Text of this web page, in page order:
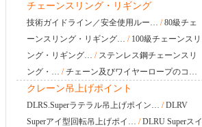
チェーンスリング・リギング
技術ガイドライン／安全使用ルー… /80級チェ
ーンスリング・リギング… / 100級チェーンスリ
ング・リギング… / ステンレス鋼チェーンスリ
ング・… /チェーン及びワイヤーロープのコ…
クレーン吊上げポイント
DLRS.Superラテラル吊上げポイン… /DLRV
Superアイ型回転吊上げポイ… /DLRU Superスイ